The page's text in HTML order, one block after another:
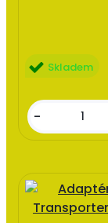
Skladem
-